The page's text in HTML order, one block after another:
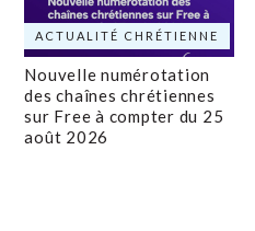
ACTUALITÉ CHRÉTIENNE
Nouvelle numérotation
des chaînes chrétiennes
sur Free à compter du 25
août 2026